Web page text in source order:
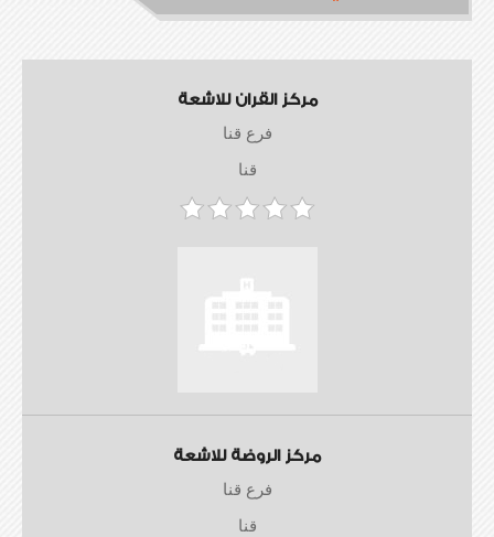
مركز القران للاشعة
فرع قنا
قنا
مركز الروضة للاشعة
فرع قنا
قنا